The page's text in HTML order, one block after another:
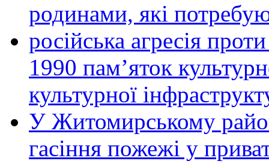
родинами, які
російська агресія
1990 пам’яток
культурної
У Житомирському
гасіння пожежі у